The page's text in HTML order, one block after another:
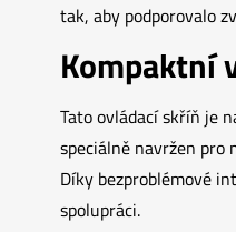
tak, aby podporovalo
Kompaktní
Tato ovládací skříň je
speciálně navržen
Díky bezproblémové
spolupráci.